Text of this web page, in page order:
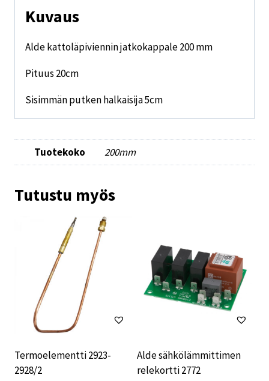
Kuvaus
Alde kattoläpiviennin jatkokappale 200 mm
Pituus 20cm
Sisimmän putken halkaisija 5cm
Tuotekoko 200mm
Tutustu myös
Termoelementti 2923-
2928/2
Alde sähkölämmittimen
relekortti 2772